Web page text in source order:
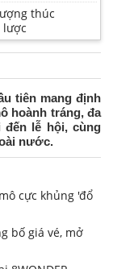
thúc
lược
tiên mang định
hoành tráng, đa
đến lễ hội, cùng
nước.
cực khủng 'đổ
bố giá vé, mở